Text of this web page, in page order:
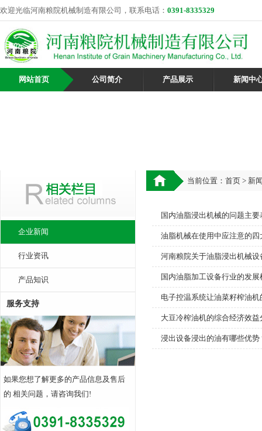
欢迎光临河南粮院机械制造有限公司，联系电话： 0391-8335329
网站首页 公司简介 产品展示 新闻中
企业新闻
行业资讯
产品知识
服务支持
如果您想了解更多的产品信息及售后
的 相关问题，请咨询我们!
当前位置： 首页 > 新
国内油脂浸出机械的问题主
油脂机械在使用中应注意的
河南粮院关于油脂浸出机械
国内油脂加工设备行业的发
电子控温系统让油菜籽榨油
大豆冷榨油机的综合经济效益
浸出设备浸出的油有哪些优势